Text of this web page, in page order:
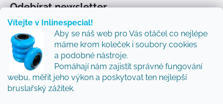
Vítejte v Inlinespecial!
Aby se náš web pro Vás otáčel co nejlépe
máme krom koleček i soubory cookies
a podobné nástroje.
Pomáhají nám zajistit správné fungování
webu, měřit jeho výkon a poskytovat ten nejlepší
bruslařský zážitek.
Odebírat newsletter
Vložte svůj e-mail a my vám budeme zasílat informace
o nových produktech na našem e-shopu.
Přidejte se k nám a my Vám budeme zasílat ty nejlepší
novinky a tipy.
E-mail